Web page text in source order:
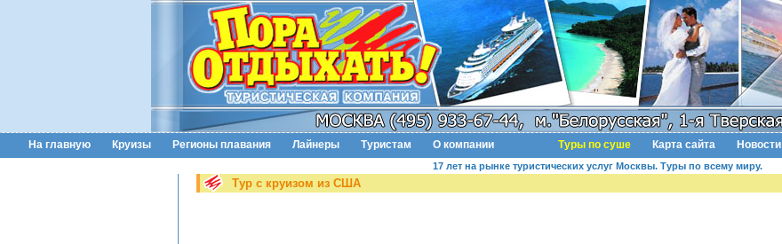
На главную Круизы Регионы плавания Лайнеры Туристам О компании Туры по суше Карта сайта Новости
17 лет на рынке туристических услуг Москвы. Туры по всему миру.
Тур с круизом из США